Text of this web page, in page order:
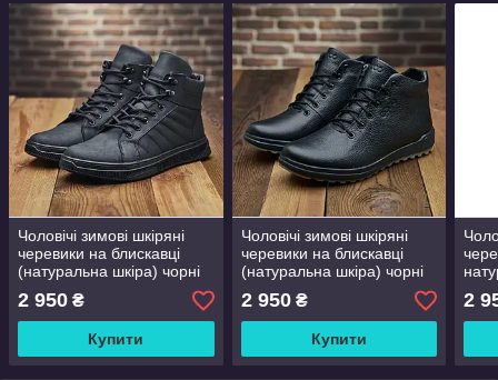
Чоловічі зимові шкіряні
черевики на блискавці
(натуральна шкіра) чорні
на хутрі для чоловіків на
зиму, розмір 40 41 42 43
44 45
2 950 ₴
Купити
Чоловічі зимові шкіряні
черевики на блискавці
(натуральна шкіра) чорні
на хутрі для чоловіків на
зиму, розмір 40 41 42 43
44 45
2 950₴
Купити
на
44
2